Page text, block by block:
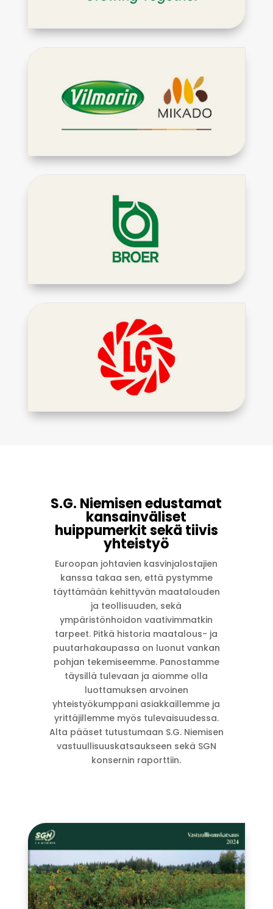
S.G. Niemisen edustamat
kansainväliset
huippumerkit sekä tiivis
yhteistyö
Euroopan johtavien kasvinjalostajien
kanssa takaa sen, että pystymme
täyttämään kehittyvän maatalouden
ja teollisuuden, sekä
ympäristönhoidon vaativimmatkin
tarpeet. Pitkä historia maatalous- ja
puutarhakaupassa on luonut vankan
pohjan tekemiseemme. Panostamme
täysillä tulevaan ja aiomme olla
luottamuksen arvoinen
yhteistyökumppani asiakkaillemme ja
yrittäjillemme myös tulevaisuudessa.
Alta pääset tutustumaan S.G. Niemisen
vastuullisuuskatsaukseen sekä SGN
konsernin raporttiin.